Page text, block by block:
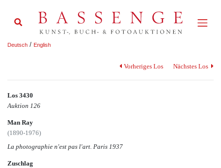
Deutsch / English
Vorheriges Los Nächstes Los
Los 3430
Auktion 126
Man Ray
(1890-1976)
La photographie n'est pas l'art. Paris 1937
Zuschlag